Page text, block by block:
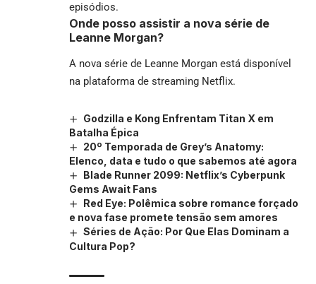
episódios.
Onde posso assistir a nova série de
Leanne Morgan?
A nova série de Leanne Morgan está disponível
na plataforma de streaming Netflix.
Godzilla e Kong Enfrentam Titan X em
Batalha Épica
20º Temporada de Grey’s Anatomy:
Elenco, data e tudo o que sabemos até agora
Blade Runner 2099: Netflix’s Cyberpunk
Gems Await Fans
Red Eye: Polêmica sobre romance forçado
e nova fase promete tensão sem amores
Séries de Ação: Por Que Elas Dominam a
Cultura Pop?